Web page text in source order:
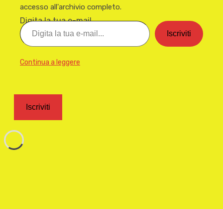
accesso all'archivio completo.
Digita la tua e-mail...
Iscriviti
Continua a leggere
Iscriviti